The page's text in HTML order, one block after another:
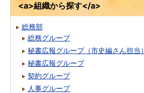
<a>組織から探す</a>
総務部
総務グループ
秘書広報グループ（市史編さん担当）
秘書広報グループ
契約グループ
人事グループ